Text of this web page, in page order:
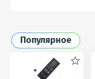
Популярное
